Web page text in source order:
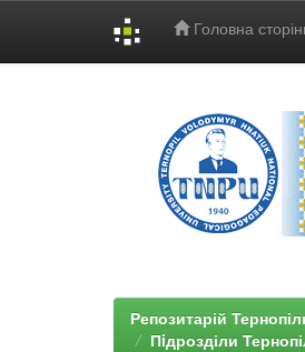
Головна
Репозитарій
Пiдрозділи